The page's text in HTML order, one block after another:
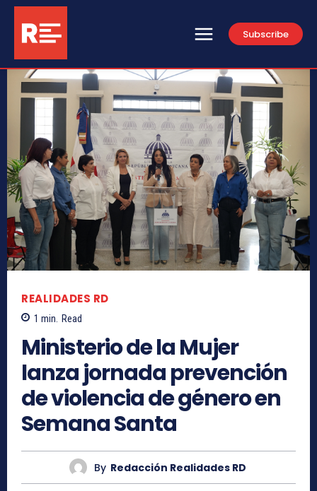
Subscribe
REALIDADES RD
1 min. Read
Ministerio de la Mujer
lanza jornada prevención
de violencia de género en
Semana Santa
By Redacción Realidades RD